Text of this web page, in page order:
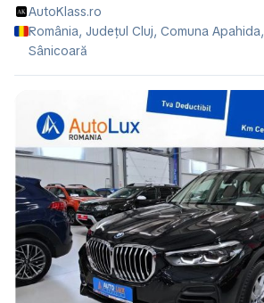
AutoKlass.ro
România, Județul Cluj, Comuna Apahida,
Sânicoară